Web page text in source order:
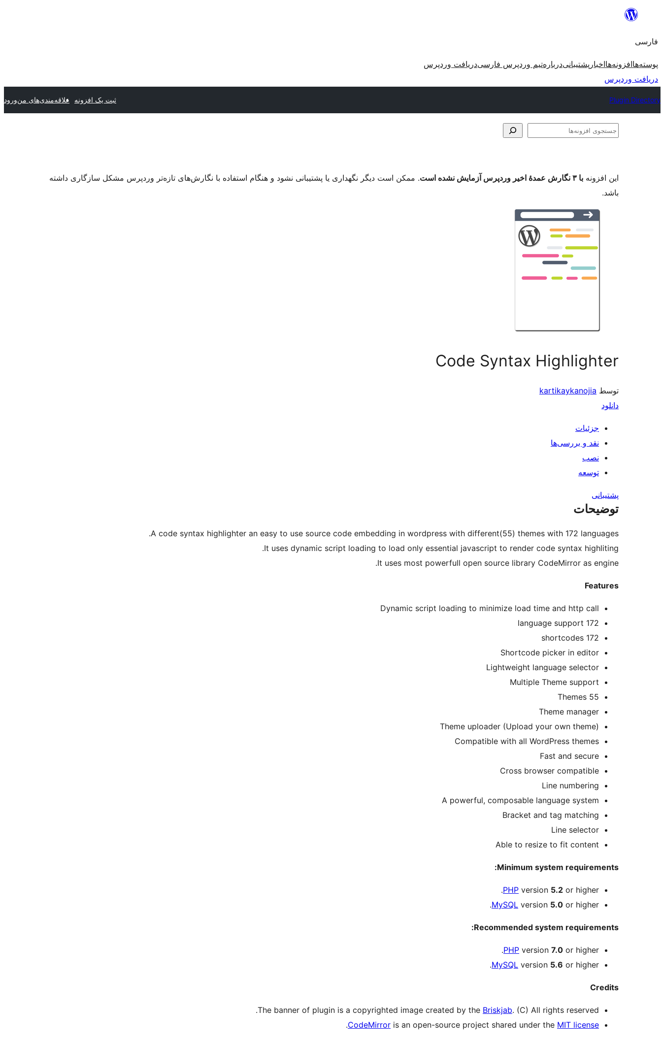
محتوا
فارسی
پوسته‌هاافزونه‌هااخبار پشتیبانیدربارهتیم وردپرس فارسیدریافت وردپرس
دریافت وردپرس
Plugin Directory ثبت یک افزونه علاقه‌مندی‌های منورود
جستجوی
این افزونه با ۳ نگارش عمدهٔ اخیر وردپرس آزمایش نشده است
. ممکن است دیگر نگهداری یا پشتیبانی نشود و هنگام استفاده با نگارش‌های تازه‌تر وردپرس مشکل سازگاری داشته
باشد.
Code Syntax Highlighter
توسط kartikaykanojia
دانلود
جزئیات
نقد و بررسی‌ها
نصب
توسعه
پشتیبانی
توضیحات
A code syntax highlighter an easy to use source code embedding in wordpress with different(55) themes with 172 languages.
It uses dynamic script loading to load only essential javascript to render code syntax highliting.
It uses most powerfull open source library CodeMirror as engine.
Features
Dynamic script loading to minimize load time and http call
172 language support
172 shortcodes
Shortcode picker in editor
Lightweight language selector
Multiple Theme support
55 Themes
Theme manager
Theme uploader (Upload your own theme)
Compatible with all WordPress themes
Fast and secure
Cross browser compatible
Line numbering
A powerful, composable language system
Bracket and tag matching
Line selector
Able to resize to fit content
Minimum system requirements:
PHP version 5.2 or higher.
MySQL version 5.0 or higher.
Recommended system requirements:
PHP version 7.0 or higher.
MySQL version 5.6 or higher.
Credits
The banner of plugin is a copyrighted image created by the Briskjab. (C) All rights reserved.
CodeMirror is an open-source project shared under the MIT license
.